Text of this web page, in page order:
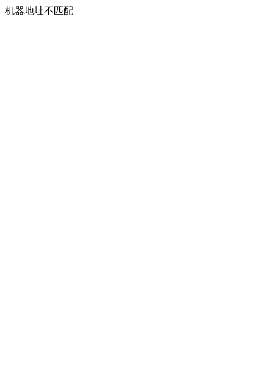
机器地址不匹配